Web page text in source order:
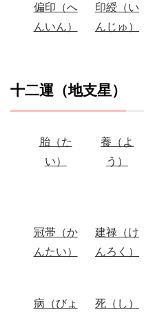
偏印（へ
んいん）
印綬（い
んじゅ）
十二運（地支星）
胎（た
い）
養（よ
う）
冠帯（か
んたい）
建禄（け
んろく）
病（びょ
死（し）